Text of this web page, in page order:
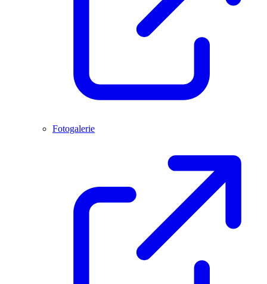
Fotogalerie